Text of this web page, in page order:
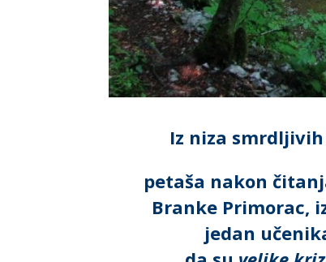
Iz niza
petaša nakon
Branke Primorac,
jedan